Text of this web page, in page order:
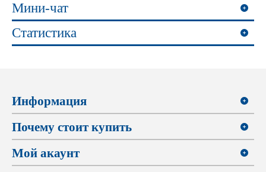
Мини-чат
Статистика
Информация
Почему стоит купить
Мой акаунт